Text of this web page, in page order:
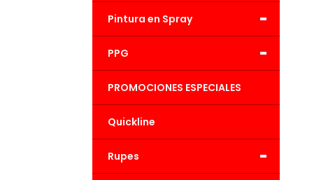
-
Pintura en Spray
-
PPG
PROMOCIONES ESPECIALES
Quickline
-
Rupes